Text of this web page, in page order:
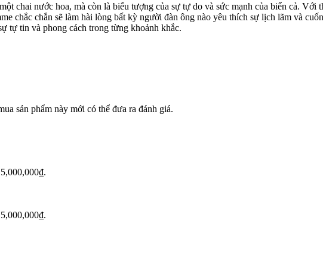
chai nước hoa, mà còn là biểu tượng của sự tự do và sức mạnh của biển cả. Với
chắc chắn sẽ làm hài lòng bất kỳ người đàn ông nào yêu thích sự lịch lãm và
tự tin và phong cách trong từng khoảnh khắc.
sản phẩm này mới có thể đưa ra đánh giá.